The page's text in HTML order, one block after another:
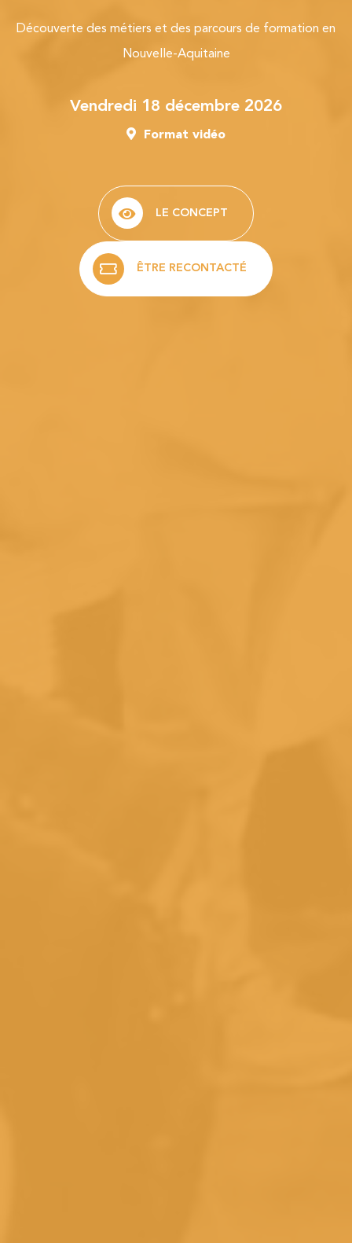
Découverte des métiers et des parcours de formation en
Nouvelle-Aquitaine
vendredi 18 décembre 2026
Format vidéo
LE CONCEPT
ÊTRE RECONTACTÉ